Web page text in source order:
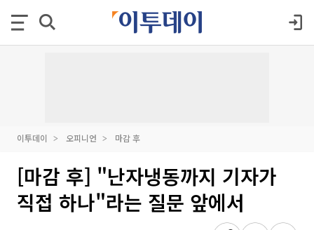
이투데이 오피니언 마감 후
[마감 후] "난자냉동까지 기자가
직접 하나"라는 질문 앞에서